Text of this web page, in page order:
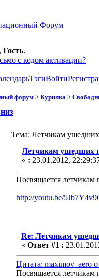
Гость.
с кодом активации?
ТэгиВойти
форум > Курилка >
Тема: Летчикам
Летчикам ушедших
« : 23.01.2012,
Посвящается
http://youtu.be/
Re: Летчикам
« Ответ #1 :
Цитата: maximov_aero
Посвящается